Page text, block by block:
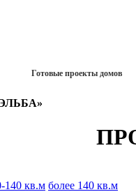
Готовые проекты домов
140 кв.м более 140 кв.м